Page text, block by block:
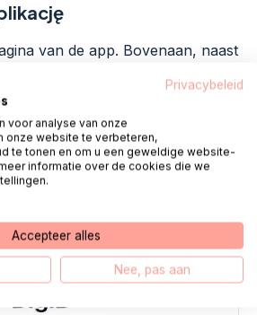
van de app. Bovenaan, naast
te installeren.
staat er optie om de
verwijderen.
de app te gebruiken.
Privacybeleid
voor analyse van onze
onze website te verbeteren,
te tonen en om u een geweldige website-
informatie over de cookies die we
Accepteer alles
Nee, pas aan